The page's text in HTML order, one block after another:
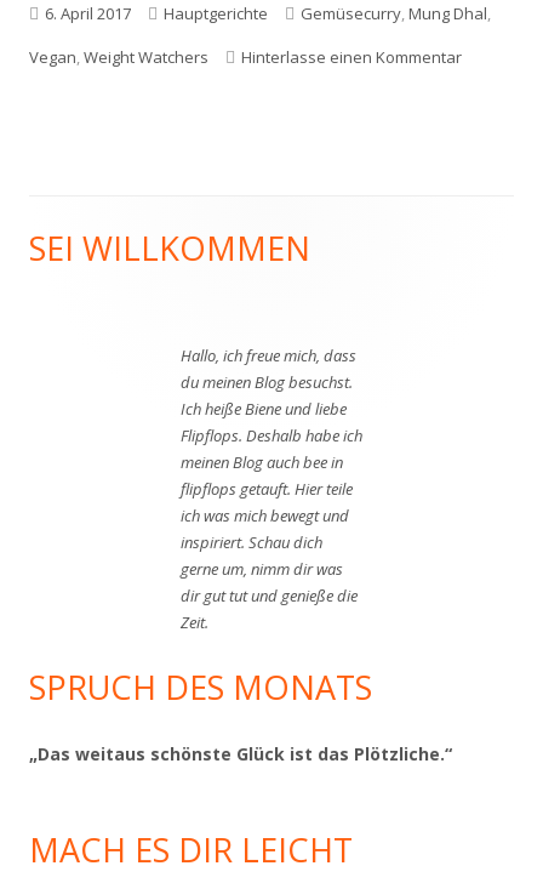
Veröffentlicht
am
6. April 2017 Kategorien
Hauptgerichte Schlagwörter
Gemüsecurry,Mung Dhal,
Vegan,Weight Watchers Hinterlasse einen Kommentarzu Mung
Haupt-
SEI WILLKOMMEN
Hallo, ich freue mich, dass
du meinen Blog besuchst.
Ich heiße Biene und liebe
Flipflops. Deshalb habe ich
meinen Blog auch bee in
flipflops getauft. Hier teile
ich was mich bewegt und
inspiriert. Schau dich
gerne um, nimm dir was
dir gut tut und genieße die
Zeit.
SPRUCH DES MONATS
„Das weitaus schönste Glück ist das Plötzliche.“
MACH ES DIR LEICHT